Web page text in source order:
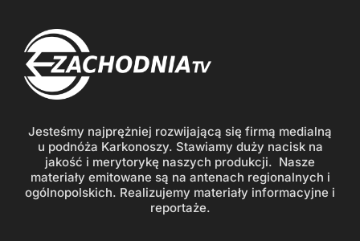
Jesteśmy najprężniej rozwijającą się firmą medialną
u podnóża Karkonoszy. Stawiamy duży nacisk na
jakość i merytorykę naszych produkcji. Nasze
materiały emitowane są na antenach regionalnych i
ogólnopolskich. Realizujemy materiały informacyjne i
reportaże.